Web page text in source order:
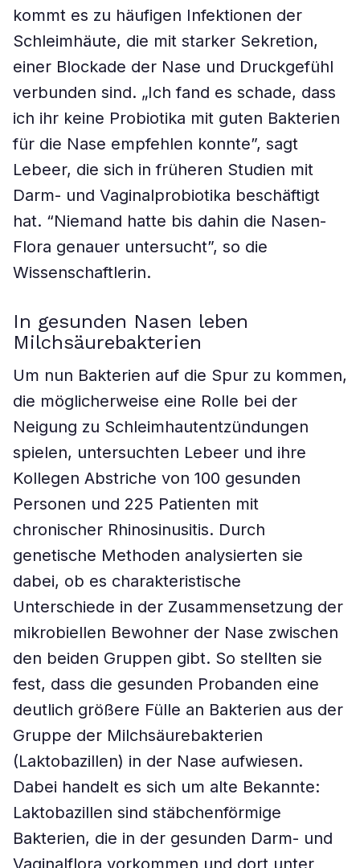
kommt es zu häufigen Infektionen der
Schleimhäute, die mit starker Sekretion,
einer Blockade der Nase und Druckgefühl
verbunden sind. „Ich fand es schade, dass
ich ihr keine Probiotika mit guten Bakterien
für die Nase empfehlen konnte”, sagt
Lebeer, die sich in früheren Studien mit
Darm- und Vaginalprobiotika beschäftigt
hat. “Niemand hatte bis dahin die Nasen-
Flora genauer untersucht”, so die
Wissenschaftlerin.
In gesunden Nasen leben
Milchsäurebakterien
Um nun Bakterien auf die Spur zu kommen,
die möglicherweise eine Rolle bei der
Neigung zu Schleimhautentzündungen
spielen, untersuchten Lebeer und ihre
Kollegen Abstriche von 100 gesunden
Personen und 225 Patienten mit
chronischer Rhinosinusitis. Durch
genetische Methoden analysierten sie
dabei, ob es charakteristische
Unterschiede in der Zusammensetzung der
mikrobiellen Bewohner der Nase zwischen
den beiden Gruppen gibt. So stellten sie
fest, dass die gesunden Probanden eine
deutlich größere Fülle an Bakterien aus der
Gruppe der Milchsäurebakterien
(Laktobazillen) in der Nase aufwiesen.
Dabei handelt es sich um alte Bekannte:
Laktobazillen sind stäbchenförmige
Bakterien, die in der gesunden Darm- und
Vaginalflora vorkommen und dort unter